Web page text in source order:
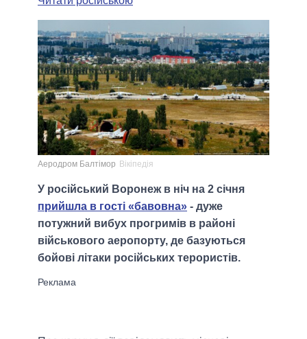
Аеродром Балтімор Вікіпедія
У російський Воронеж в ніч на 2 січня
прийшла в гості «бавовна» - дуже
потужний вибух прогримів в районі
військового аеропорту, де базуються
бойові літаки російських терористів.